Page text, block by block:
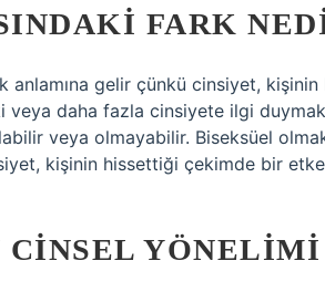
FARK
gelir çünkü cinsiyet,
daha fazla cinsiyete ilgi duymak
veya olmayabilir. Biseksüel
kişinin hissettiği çekimde bir
YÖNELIMI